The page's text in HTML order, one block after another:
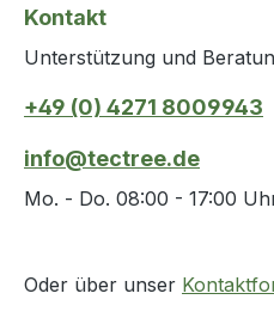
Kontakt
Unterstützung und
+49 (0) 4271 8009943
info@tectree.de
Mo. - Do. 08:00 - 17:00
Oder über unser